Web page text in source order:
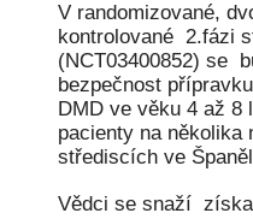
V randomizované,
kontrolované 2.fázi
(NCT03400852) se
bezpečnost
DMD ve věku 4 až 8
pacienty na několika
střediscích ve
Vědci se snaží